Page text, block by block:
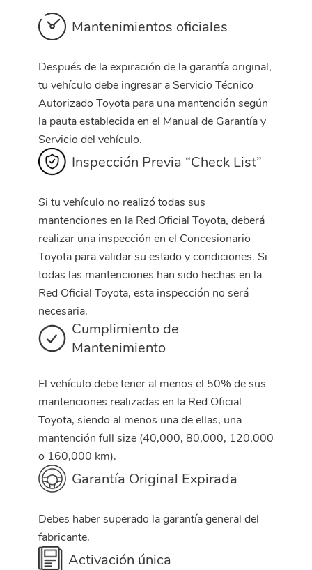
Mantenimientos oficiales
Después de la expiración de la garantía original,
tu vehículo debe ingresar a Servicio Técnico
Autorizado Toyota para una mantención según
la pauta establecida en el Manual de Garantía y
Servicio del vehículo.
Inspección Previa “Check List”
Si tu vehículo no realizó todas sus
mantenciones en la Red Oficial Toyota, deberá
realizar una inspección en el Concesionario
Toyota para validar su estado y condiciones. Si
todas las mantenciones han sido hechas en la
Red Oficial Toyota, esta inspección no será
necesaria.
Cumplimiento de
Mantenimiento
El vehículo debe tener al menos el 50% de sus
mantenciones realizadas en la Red Oficial
Toyota, siendo al menos una de ellas, una
mantención full size (40,000, 80,000, 120,000
o 160,000 km).
Garantía Original Expirada
Debes haber superado la garantía general del
fabricante.
Activación única